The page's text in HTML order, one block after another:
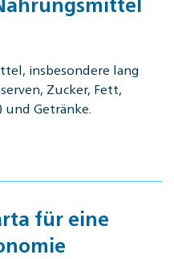
insbesondere lang
Zucker, Fett,
und Getränke.
für eine